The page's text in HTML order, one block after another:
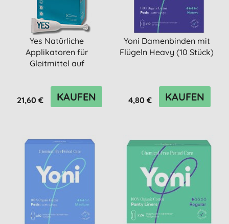
Yes Natürliche
Applikatoren für
Gleitmittel auf
21,60 € KAUFEN
Yoni Damenbinden mit
Flügeln Heavy (10 Stück)
4,80 € KAUFEN